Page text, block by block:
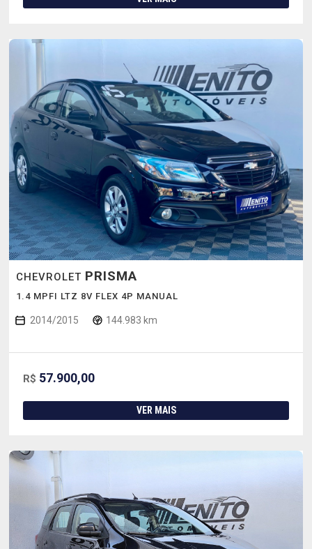
CHEVROLET PRISMA
1.4 MPFI LTZ 8V FLEX 4P MANUAL
2014/2015 144.983 km
R$ 57.900,00
VER MAIS